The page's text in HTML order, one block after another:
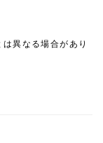
異なる場合があり